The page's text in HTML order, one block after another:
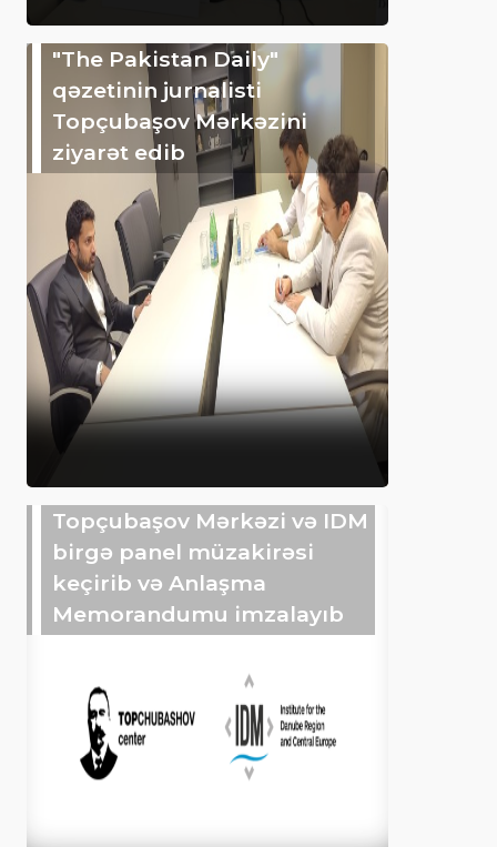
"The Pakistan Daily"
qəzetinin jurnalisti
Topçubaşov Mərkəzini
ziyarət edib
Topçubaşov Mərkəzi və IDM
birgə panel müzakirəsi
keçirib və Anlaşma
Memorandumu imzalayıb